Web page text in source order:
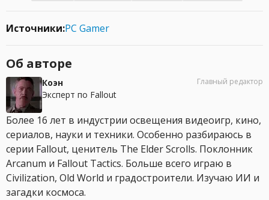
Источники:PC Gamer
Об авторе
Коэн
Эксперт по Fallout
Главный редактор
Более 16 лет в индустрии освещения видеоигр, кино,
сериалов, науки и техники. Особенно разбираюсь в
серии Fallout, ценитель The Elder Scrolls. Поклонник
Arcanum и Fallout Tactics. Больше всего играю в
Civilization, Old World и градостроители. Изучаю ИИ и
загадки космоса.